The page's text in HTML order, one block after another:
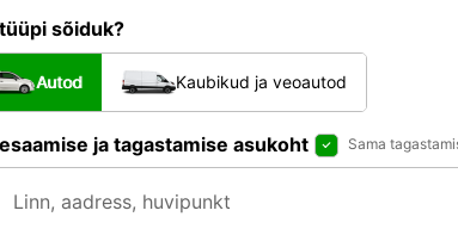
sõiduk?
Autod Kaubikud ja veoautod
ja tagastamise asukoht Sama